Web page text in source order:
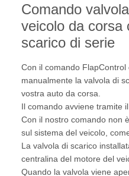
Comando
veicolo da corsa
scarico di serie
Con il comando
manualmente la valvola di
vostra auto da corsa.
Il comando avviene tramite
Con il nostro comando non
sul sistema del veicolo,
La valvola di scarico
centralina del motore del
Quando la valvola viene